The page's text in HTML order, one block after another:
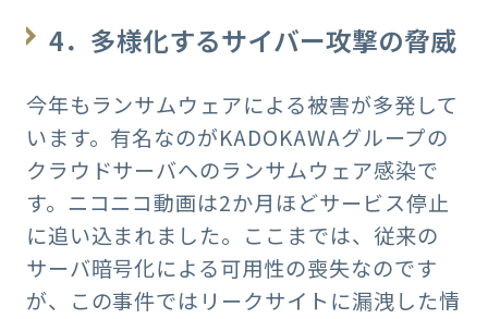
4．多様化するサイバー攻撃の脅威
今年もランサムウェアによる被害が多発して
います。有名なのがKADOKAWAグループの
クラウドサーバへのランサムウェア感染で
す。ニコニコ動画は2か月ほどサービス停止
に追い込まれました。ここまでは、従来の
サーバ暗号化による可用性の喪失なのです
が、この事件ではリークサイトに漏洩した情